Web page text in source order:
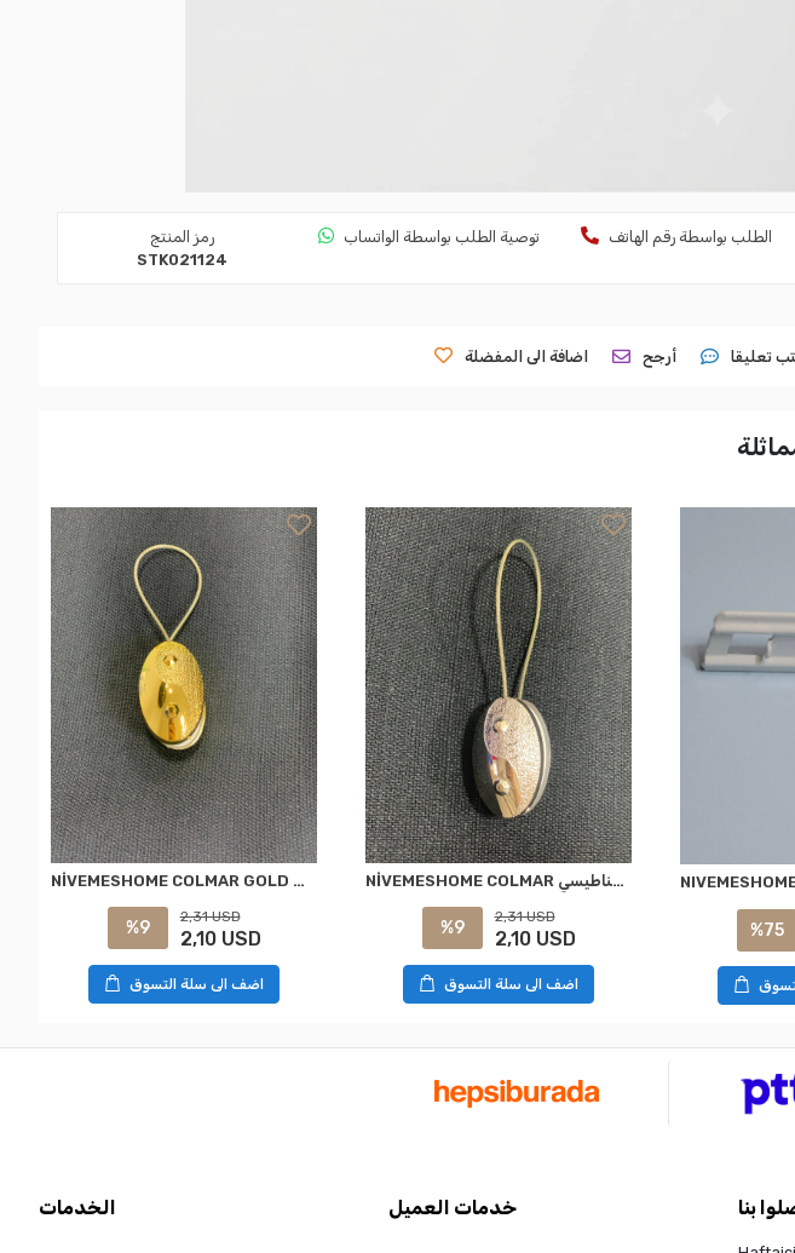
رمز المنتج
STK021124
توصية الطلب بواسطة الواتساب الطلب بواسطة رقم الهاتف
اضافة الى المفضلة أرجح تعليقا
NİVEMESHOME COLMAR GOLD MIKNATISLI PERDE TOKASI
%9
2,31 USD
2,10 USD
اضف الى سلة التسوق
NİVEMESHOME COLMAR الستارة الفضية بمشبك مغناطيسي
%9
2,31 USD
2,10 USD
اضف الى سلة التسوق
%75
الخدمات خدمات العميل بنا